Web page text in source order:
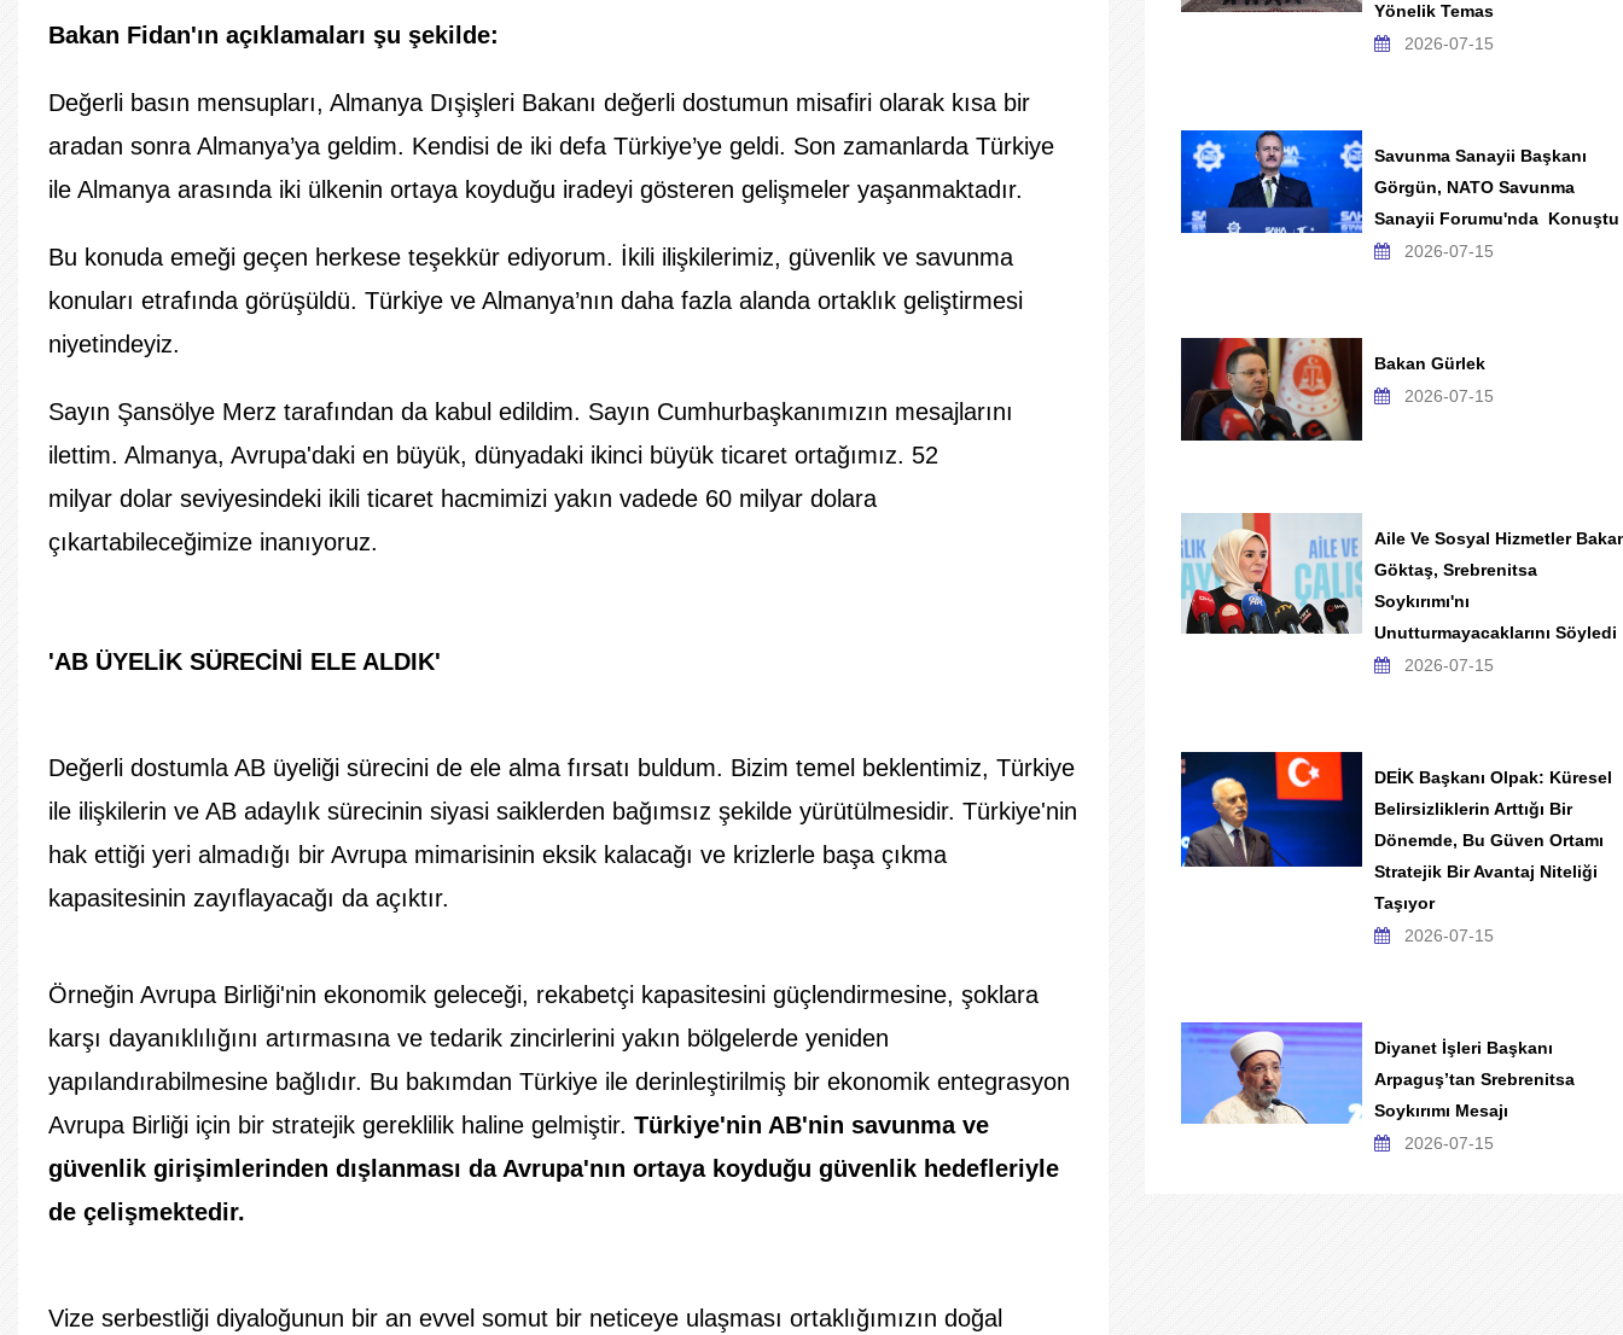
Bakan Fidan'ın açıklamaları şu şekilde:
Değerli basın mensupları, Almanya Dışişleri Bakanı değerli dostumun misafiri olarak kısa bir
aradan sonra Almanya’ya geldim. Kendisi de iki defa Türkiye’ye geldi. Son zamanlarda Türkiye
ile Almanya arasında iki ülkenin ortaya koyduğu iradeyi gösteren gelişmeler yaşanmaktadır.
Bu konuda emeği geçen herkese teşekkür ediyorum. İkili ilişkilerimiz, güvenlik ve savunma
konuları etrafında görüşüldü. Türkiye ve Almanya’nın daha fazla alanda ortaklık geliştirmesi
niyetindeyiz.
Sayın Şansölye Merz tarafından da kabul edildim. Sayın Cumhurbaşkanımızın mesajlarını
ilettim. Almanya, Avrupa'daki en büyük, dünyadaki ikinci büyük ticaret ortağımız. 52
milyar dolar seviyesindeki ikili ticaret hacmimizi yakın vadede 60 milyar dolara
çıkartabileceğimize inanıyoruz.
'AB ÜYELİK SÜRECİNİ ELE ALDIK'
Değerli dostumla AB üyeliği sürecini de ele alma fırsatı buldum. Bizim temel beklentimiz, Türkiye
ile ilişkilerin ve AB adaylık sürecinin siyasi saiklerden bağımsız şekilde yürütülmesidir. Türkiye'nin
hak ettiği yeri almadığı bir Avrupa mimarisinin eksik kalacağı ve krizlerle başa çıkma
kapasitesinin zayıflayacağı da açıktır.
Örneğin Avrupa Birliği'nin ekonomik geleceği, rekabetçi kapasitesini güçlendirmesine, şoklara
karşı dayanıklılığını artırmasına ve tedarik zincirlerini yakın bölgelerde yeniden
yapılandırabilmesine bağlıdır. Bu bakımdan Türkiye ile derinleştirilmiş bir ekonomik entegrasyon
Avrupa Birliği için bir stratejik gereklilik haline gelmiştir. Türkiye'nin AB'nin savunma ve
güvenlik girişimlerinden dışlanması da Avrupa'nın ortaya koyduğu güvenlik hedefleriyle
de çelişmektedir.
Vize serbestliği diyaloğunun bir an evvel somut bir neticeye ulaşması ortaklığımızın doğal
Yönelik Temas
2026-07-15
Savunma Sanayii Başkanı
Görgün, NATO Savunma
Sanayii Forumu'nda Konuştu
2026-07-15
Bakan Gürlek
2026-07-15
Aile Ve Sosyal Hizmetler
Göktaş, Srebrenitsa
Soykırımı'nı
Unutturmayacaklarını Söyledi
2026-07-15
DEİK Başkanı Olpak: Küresel
Belirsizliklerin Arttığı Bir
Dönemde, Bu Güven Ortamı
Stratejik Bir Avantaj Niteliği
Taşıyor
2026-07-15
Diyanet İşleri Başkanı
Arpaguş’tan Srebrenitsa
Soykırımı Mesajı
2026-07-15